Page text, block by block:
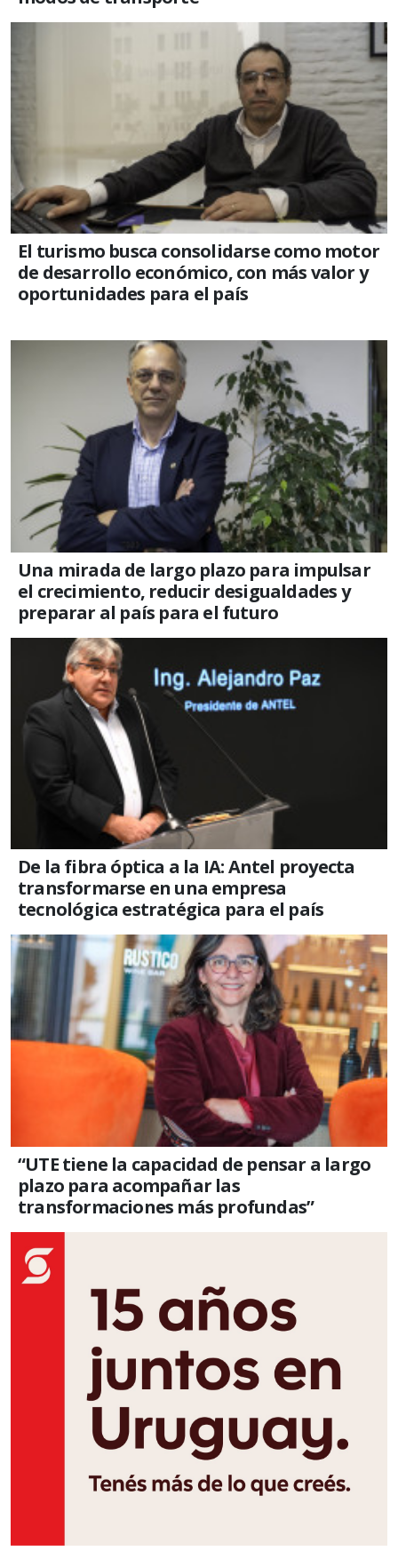
El turismo busca consolidarse como motor
de desarrollo económico, con más valor y
oportunidades para el país
Una mirada de largo plazo para impulsar
el crecimiento, reducir desigualdades y
preparar al país para el futuro
De la fibra óptica a la IA: Antel proyecta
transformarse en una empresa
tecnológica estratégica para el país
“UTE tiene la capacidad de pensar a largo
plazo para acompañar las
transformaciones más profundas”